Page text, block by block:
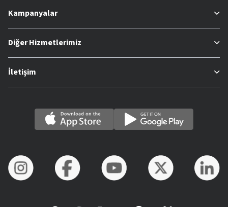
Kampanyalar
Diğer Hizmetlerimiz
İletişim